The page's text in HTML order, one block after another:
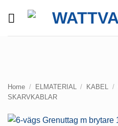
Home / ELMATERIAL / KABEL /
SKARVKABLAR